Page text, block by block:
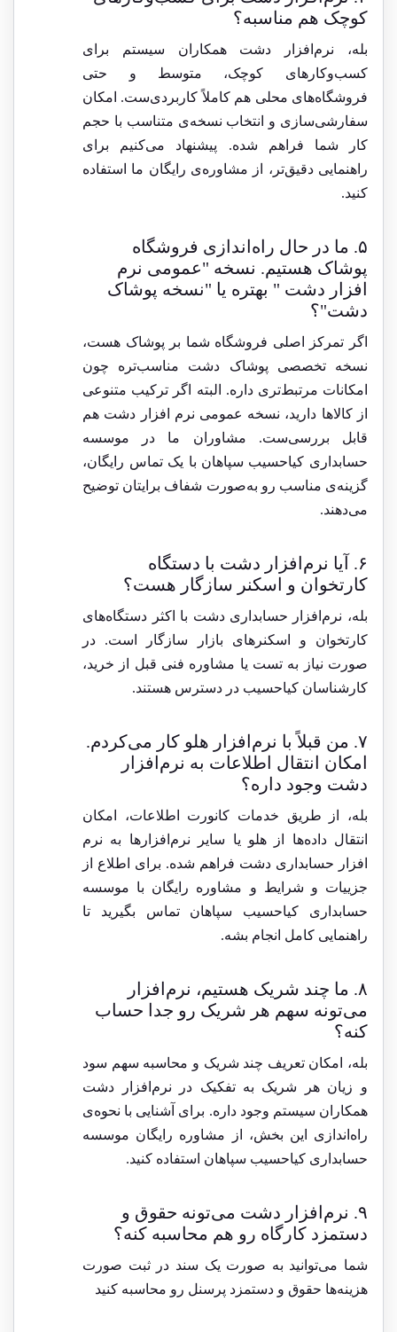
کوچک هم مناسبه؟
بله، نرم‌افزار دشت همکاران سیستم برای
کسب‌وکارهای کوچک، متوسط و حتی
فروشگاه‌های محلی هم کاملاً کاربردی‌ست. امکان
سفارشی‌سازی و انتخاب نسخه‌ی متناسب با حجم
کار شما فراهم شده. پیشنهاد می‌کنیم برای
راهنمایی دقیق‌تر، از مشاوره‌ی رایگان ما استفاده
کنید.
۵. ما در حال راه‌اندازی فروشگاه
پوشاک هستیم. نسخه "عمومی نرم
افزار دشت " بهتره یا "نسخه پوشاک
دشت"؟
اگر تمرکز اصلی فروشگاه شما بر پوشاک هست،
نسخه تخصصی پوشاک دشت مناسب‌تره چون
امکانات مرتبط‌تری داره. البته اگر ترکیب متنوعی
از کالاها دارید، نسخه عمومی نرم افزار دشت هم
قابل بررسی‌ست. مشاوران ما در موسسه
حسابداری کیاحسیب سپاهان با یک تماس رایگان،
گزینه‌ی مناسب رو به‌صورت شفاف برایتان توضیح
می‌دهند.
۶. آیا نرم‌افزار دشت با دستگاه
کارتخوان و اسکنر سازگار هست؟
بله، نرم‌افزار حسابداری دشت با اکثر دستگاه‌های
کارتخوان و اسکنرهای بازار سازگار است. در
صورت نیاز به تست یا مشاوره فنی قبل از خرید،
کارشناسان کیاحسیب در دسترس هستند.
۷. من قبلاً با نرم‌افزار هلو کار می‌کردم.
امکان انتقال اطلاعات به نرم‌افزار
دشت وجود داره؟
بله، از طریق خدمات کانورت اطلاعات، امکان
انتقال داده‌ها از هلو یا سایر نرم‌افزارها به نرم
افزار حسابداری دشت فراهم شده. برای اطلاع از
جزییات و شرایط و مشاوره رایگان با موسسه
حسابداری کیاحسیب سپاهان تماس بگیرید تا
راهنمایی کامل انجام بشه.
۸. ما چند شریک هستیم، نرم‌افزار
می‌تونه سهم هر شریک رو جدا حساب
کنه؟
بله، امکان تعریف چند شریک و محاسبه سهم سود
و زیان هر شریک به تفکیک در نرم‌افزار دشت
همکاران سیستم وجود داره. برای آشنایی با نحوه‌ی
راه‌اندازی این بخش، از مشاوره رایگان موسسه
حسابداری کیاحسیب سپاهان استفاده کنید.
۹. نرم‌افزار دشت می‌تونه حقوق و
دستمزد کارگاه رو هم محاسبه کنه؟
شما می‌توانید به صورت یک سند در ثبت صورت
هزینه‌ها حقوق و دستمزد پرسنل رو محاسبه کنید